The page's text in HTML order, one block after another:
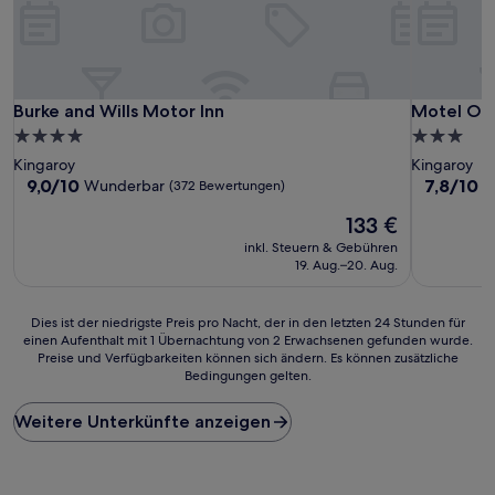
Burke and Wills Motor Inn
Burke and Wills Motor Inn
4.0-
Sterne-
Unterkunft
Kingaroy
9.0
9,0/10 Wunderbar (372 Bewertungen)
Der
Preis
beträgt
133 €
inkl. Steuern & Gebühren
19. Aug.–20. Aug.
Motel
Motel
3.0-
Sterne-
Kingaroy
7.8
7,8/10
Dies
ist
Preis
pro
Nacht,
Dies ist der niedrigste Preis pro Nacht, der in den letzten 24 Stunden für
einen Aufenthalt mit 1 Übernachtung von 2 Erwachsenen gefunden wurde.
Preise und Verfügbarkeiten können sich ändern. Es können zusätzliche
Bedingungen gelten.
Weitere Unterkünfte anzeigen